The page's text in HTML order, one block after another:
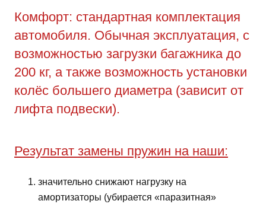
Комфорт: стандартная комплектация
автомобиля. Обычная эксплуатация, с
возможностью загрузки багажника до
200 кг, а также возможность установки
колёс большего диаметра (зависит от
лифта подвески).
Результат замены пружин на наши:
значительно снижают нагрузку на
амортизаторы (убирается «паразитная»